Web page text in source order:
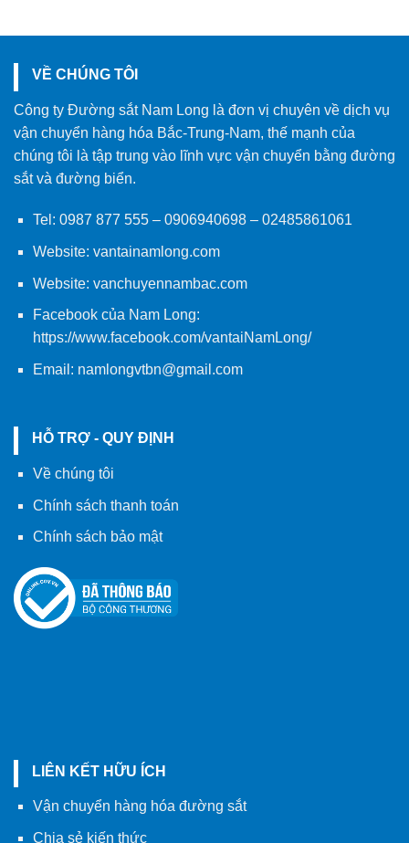
VỀ CHÚNG TÔI
Công ty Đường sắt Nam Long là đơn vị chuyên về dịch vụ
vận chuyển hàng hóa Bắc-Trung-Nam, thế mạnh của
chúng tôi là tập trung vào lĩnh vực vận chuyển bằng đường
sắt và đường biển.
Tel: 0987 877 555– 0906940698– 02485861061
Website: vantainamlong.com
Website: vanchuyennambac.com
Facebook của Nam Long:
https://www.facebook.com/vantaiNamLong/
Email: namlongvtbn@gmail.com
HỖ TRỢ - QUY ĐỊNH
Về chúng tôi
Chính sách thanh toán
Chính sách bảo mật
LIÊN KẾT HỮU ÍCH
Vận chuyển hàng hóa đường sắt
Chia sẻ kiến thức